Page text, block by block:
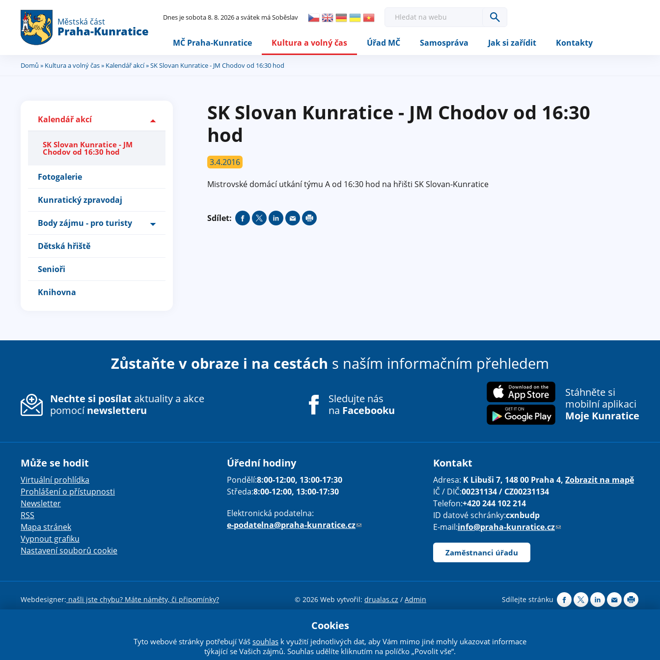
Městská část
Praha-Kunratice
Dnes je sobota 8. 8. 2026 a svátek má Soběslav
a
MČ Praha-Kunratice Kultura a volný čas Úřad MČ Samospráva Jak si zařídit Kontakty
JsteDomů » Kultura a volný čas» Kalendář akcí» SK Slovan Kunratice - JM Chodov od 16:30 hod
Kalendář akcí
SK Slovan Kunratice - JM
Chodov od 16:30 hod
Fotogalerie
Kunratický zpravodaj
Body zájmu - pro turisty
Dětská hřiště
Senioři
Knihovna
SK Slovan Kunratice - JM Chodov od 16:30
hod
3.4.2016
Mistrovské domácí utkání týmu A od 16:30 hod na hřišti SK Slovan-Kunratice
Sdílet:
Sen Pri
Zůstaňte v obraze i na cestách s naším informačním přehledem
Nechte si posílat aktuality a akce
pomocínewsletteru
Sledujte nás
na Facebooku
Stáhněte si
mobilní aplikaci
Moje Kunratice
Může se hodit
Virtuální prohlídka
Prohlášení o přístupnosti
Newsletter
RSS
Mapa stránek
Vypnout grafiku
Nastavení souborů cookie
Úřední hodiny
Pondělí:8:00-12:00, 13:00-17:30
Středa:8:00-12:00, 13:00-17:30
Elektronická podatelna:
e-podatelna@praha-kunratice.cz(
z
o
d
l
e
Kontakt
Adresa: K Libuši 7, 148 00 Praha 4, Zobrazit na mapě
IČ / DIČ:00231134 / CZ00231134
Telefon:+420 244 102 214
ID datové schránky:cxnbudp
E-mail:info@praha-kunratice.cz(
o
d
Zaměstnanci úřadu
Webdesigner: našli jste chybu? Máte náměty, či připomínky? © 2026 Web vytvořil: drualas.cz / Admin Sdílejte stránku
Creative Commons Uveďte původ-Neužívejte komerčně-Nezpracovávejte 4.0 Mezinárodní License
Cookies
Tyto webové stránky potřebují Váš souhlas k využití jednotlivých dat, aby Vám mimo jiné mohly ukazovat informace
týkající se Vašich zájmů. Souhlas udělíte kliknutím na políčko „Povolit vše“.